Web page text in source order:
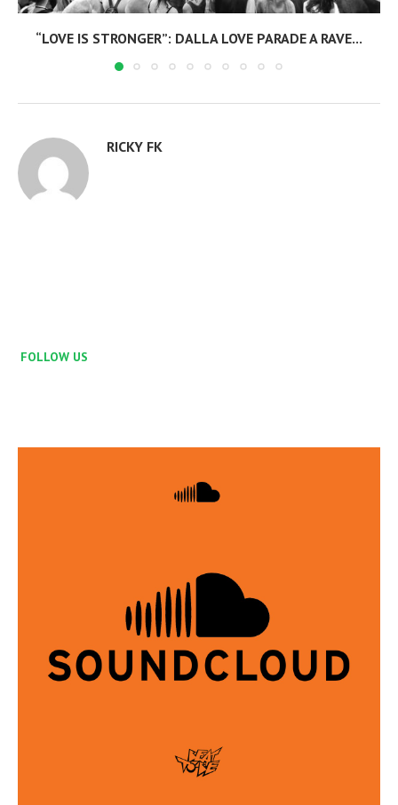
“LOVE IS STRONGER”: DALLA LOVE PARADE A RAVE...
RICKY FK
FOLLOW US